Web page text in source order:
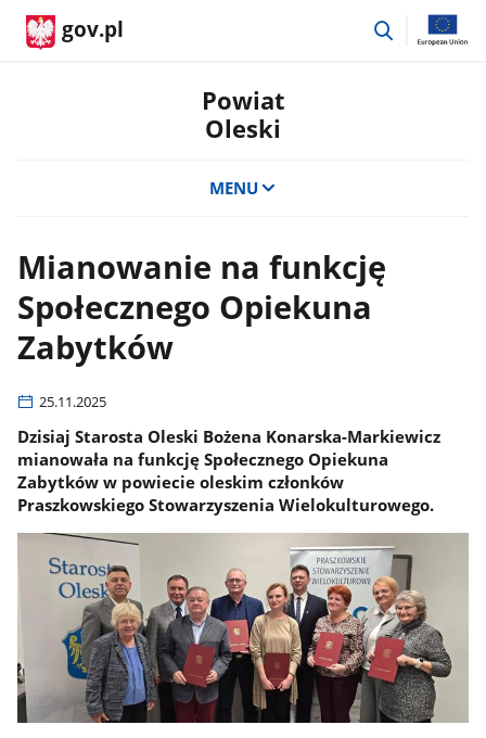
gov.pl
przejdź
Powiat
Oleski
MENU
Mianowanie na funkcję
Społecznego Opiekuna
Zabytków
25.11.2025
Dzisiaj Starosta Oleski Bożena Konarska-Markiewicz
mianowała na funkcję Społecznego Opiekuna
Zabytków w powiecie oleskim członków
Praszkowskiego Stowarzyszenia Wielokulturowego.